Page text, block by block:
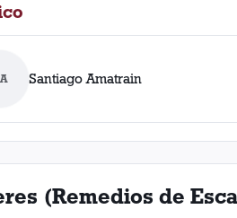
Santiago Amatrain
(Remedios de